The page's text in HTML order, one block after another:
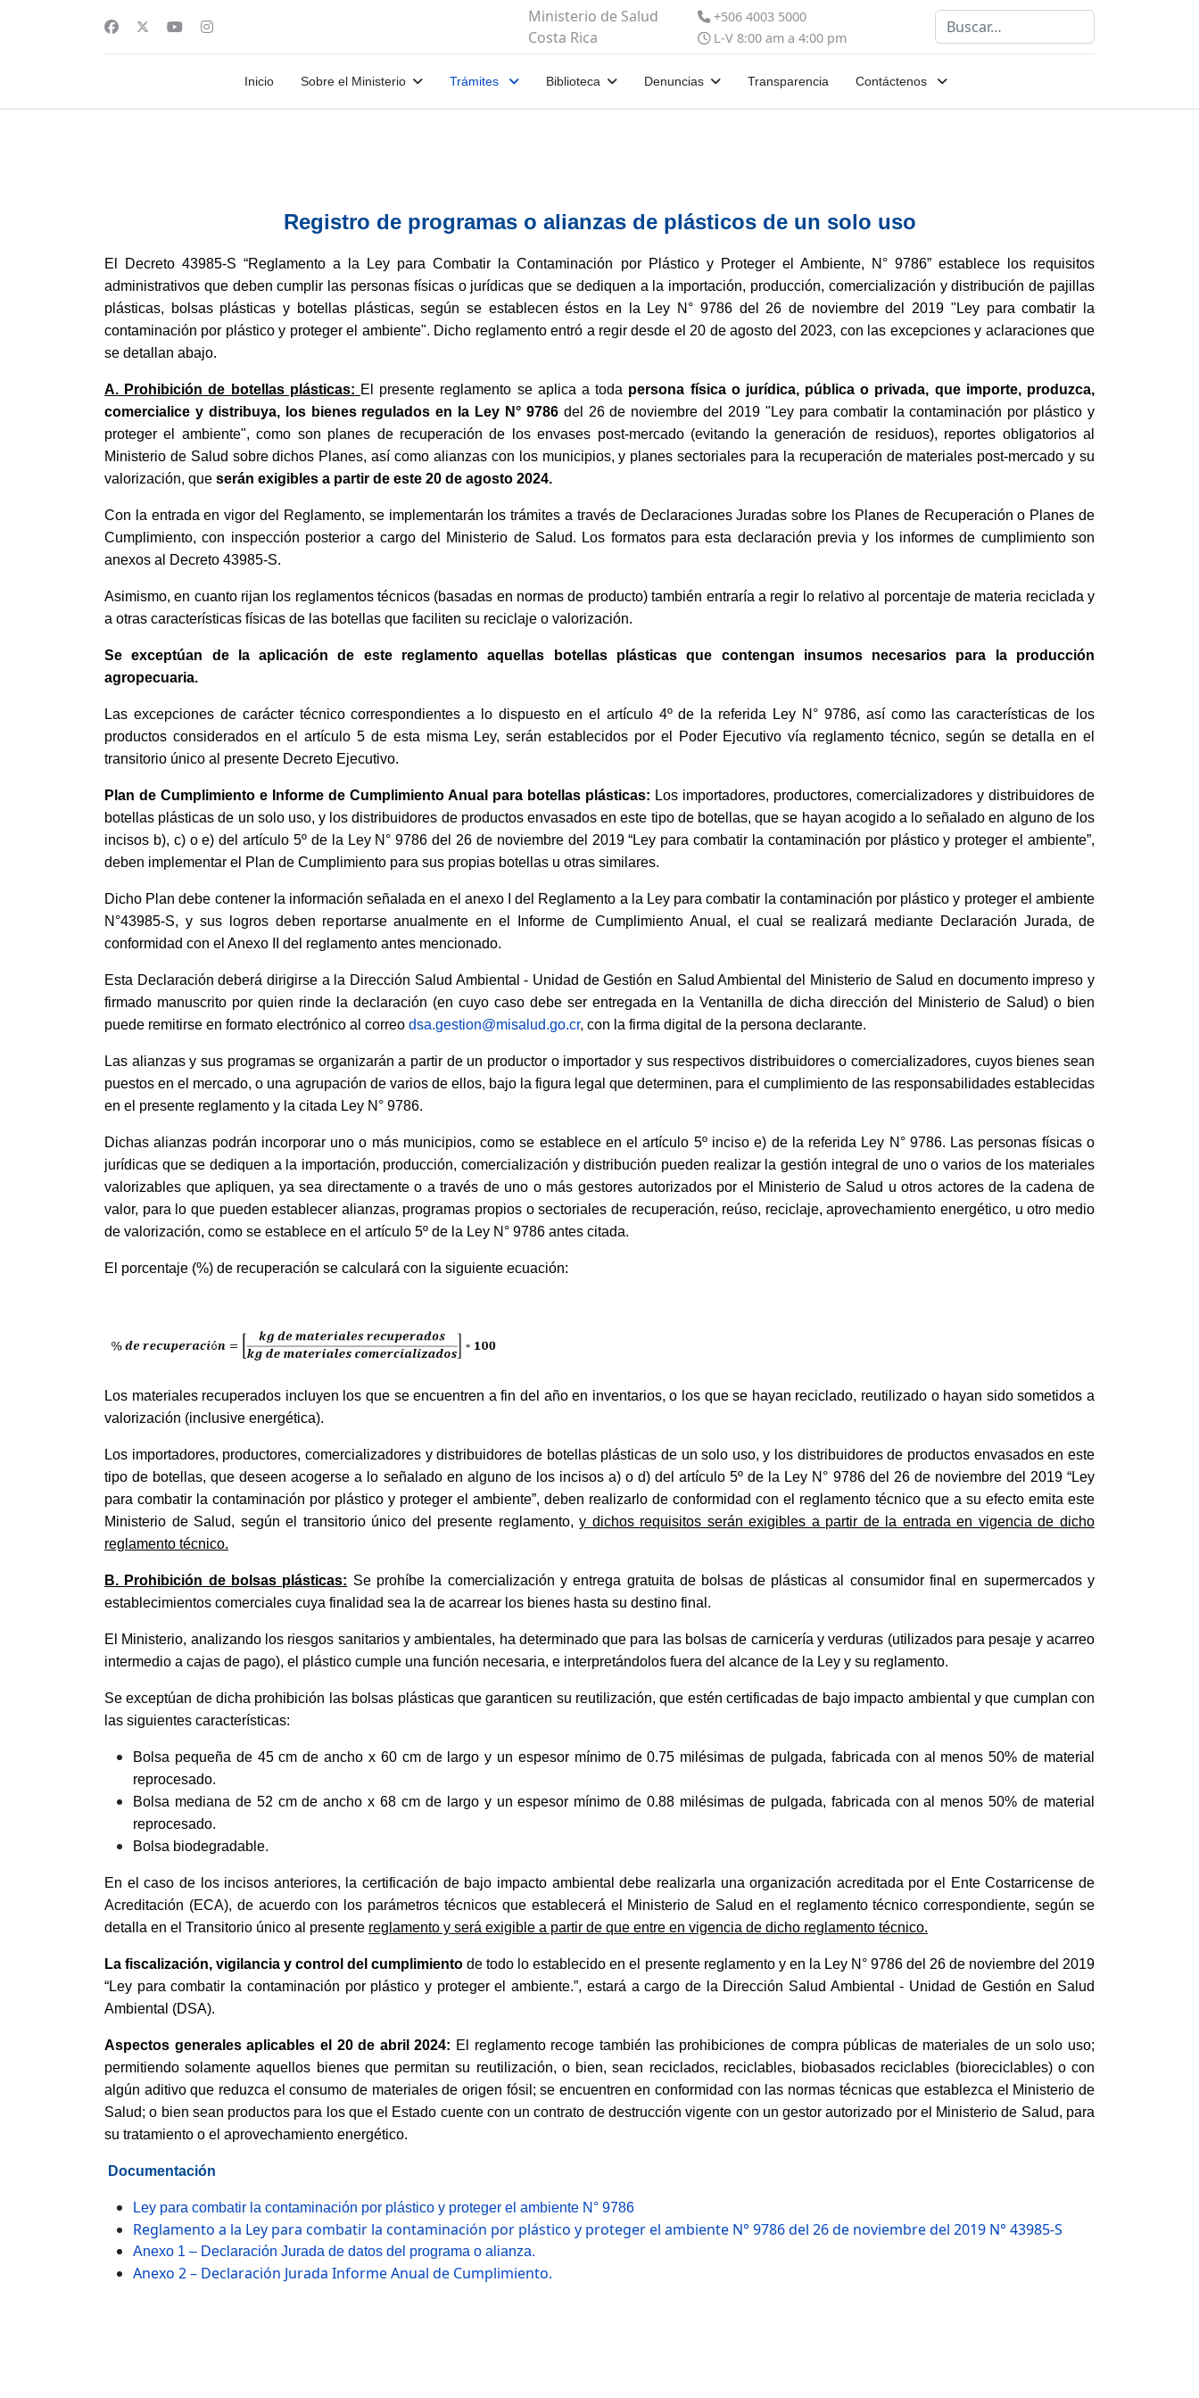
Ministerio de Salud
Costa Rica
+506 4003 5000
L-V 8:00 am a 4:00 pm
Buscar
Inicio Sobre el Ministerio Trámites Biblioteca Denuncias Transparencia Contáctenos
Registro de programas o alianzas de plásticos de un solo uso
El Decreto 43985-S “Reglamento a la Ley para Combatir la Contaminación por Plástico y Proteger el Ambiente, N° 9786” establece los requisitos
administrativos que deben cumplir las personas físicas o jurídicas que se dediquen a la importación, producción, comercialización y distribución de pajillas
plásticas, bolsas plásticas y botellas plásticas, según se establecen éstos en la Ley N° 9786 del 26 de noviembre del 2019 "Ley para combatir la
contaminación por plástico y proteger el ambiente". Dicho reglamento entró a regir desde el 20 de agosto del 2023, con las excepciones y aclaraciones que
se detallan abajo.
A. Prohibición de botellas plásticas: El presente reglamento se aplica a toda persona física o jurídica, pública o privada, que importe, produzca,
comercialice y distribuya, los bienes regulados en la Ley N° 9786del 26 de noviembre del 2019 "Ley para combatir la contaminación por plástico y
proteger el ambiente", como son planes de recuperación de los envases post-mercado (evitando la generación de residuos), reportes obligatorios al
Ministerio de Salud sobre dichos Planes, así como alianzas con los municipios, y planes sectoriales para la recuperación de materiales post-mercado y su
valorización, que serán exigibles a partir de este 20 de agosto 2024.
Con la entrada en vigor del Reglamento, se implementarán los trámites a través de Declaraciones Juradas sobre los Planes de Recuperación o Planes de
Cumplimiento, con inspección posterior a cargo del Ministerio de Salud. Los formatos para esta declaración previa y los informes de cumplimiento son
anexos al Decreto 43985-S.
Asimismo, en cuanto rijan los reglamentos técnicos (basadas en normas de producto) también entraría a regir lo relativo al porcentaje de materia reciclada y
a otras características físicas de las botellas que faciliten su reciclaje o valorización.
Se exceptúan de la aplicación de este reglamento aquellas botellas plásticas que contengan insumos necesarios para la producción
agropecuaria.
Las excepciones de carácter técnico correspondientes a lo dispuesto en el artículo 4º de la referida Ley N° 9786, así como las características de los
productos considerados en el artículo 5 de esta misma Ley, serán establecidos por el Poder Ejecutivo vía reglamento técnico, según se detalla en el
transitorio único al presente Decreto Ejecutivo.
Plan de Cumplimiento e Informe de Cumplimiento Anual para botellas plásticas: Los importadores, productores, comercializadores y distribuidores de
botellas plásticas de un solo uso, y los distribuidores de productos envasados en este tipo de botellas, que se hayan acogido a lo señalado en alguno de los
incisos b), c) o e) del artículo 5º de la Ley N° 9786 del 26 de noviembre del 2019 “Ley para combatir la contaminación por plástico y proteger el ambiente”,
deben implementar el Plan de Cumplimiento para sus propias botellas u otras similares.
Dicho Plan debe contener la información señalada en el anexo I del Reglamento a la Ley para combatir la contaminación por plástico y proteger el ambiente
N°43985-S, y sus logros deben reportarse anualmente en el Informe de Cumplimiento Anual, el cual se realizará mediante Declaración Jurada, de
conformidad con el Anexo II del reglamento antes mencionado.
Esta Declaración deberá dirigirse a la Dirección Salud Ambiental - Unidad de Gestión en Salud Ambiental del Ministerio de Salud en documento impreso y
firmado manuscrito por quien rinde la declaración (en cuyo caso debe ser entregada en la Ventanilla de dicha dirección del Ministerio de Salud) o bien
puede remitirse en formato electrónico al correo dsa.gestion@misalud.go.cr, con la firma digital de la persona declarante.
Las alianzas y sus programas se organizarán a partir de un productor o importador y sus respectivos distribuidores o comercializadores, cuyos bienes sean
puestos en el mercado, o una agrupación de varios de ellos, bajo la figura legal que determinen, para el cumplimiento de las responsabilidades establecidas
en el presente reglamento y la citada Ley N° 9786.
Dichas alianzas podrán incorporar uno o más municipios, como se establece en el artículo 5º inciso e) de la referida Ley N° 9786. Las personas físicas o
jurídicas que se dediquen a la importación, producción, comercialización y distribución pueden realizar la gestión integral de uno o varios de los materiales
valorizables que apliquen, ya sea directamente o a través de uno o más gestores autorizados por el Ministerio de Salud u otros actores de la cadena de
valor, para lo que pueden establecer alianzas, programas propios o sectoriales de recuperación, reúso, reciclaje, aprovechamiento energético, u otro medio
de valorización, como se establece en el artículo 5º de la Ley N° 9786 antes citada.
El porcentaje (%) de recuperación se calculará con la siguiente ecuación:
Los materiales recuperados incluyen los que se encuentren a fin del año en inventarios, o los que se hayan reciclado, reutilizado o hayan sido sometidos a
valorización (inclusive energética).
Los importadores, productores, comercializadores y distribuidores de botellas plásticas de un solo uso, y los distribuidores de productos envasados en este
tipo de botellas, que deseen acogerse a lo señalado en alguno de los incisos a) o d) del artículo 5º de la Ley N° 9786 del 26 de noviembre del 2019 “Ley
para combatir la contaminación por plástico y proteger el ambiente”, deben realizarlo de conformidad con el reglamento técnico que a su efecto emita este
Ministerio de Salud, según el transitorio único del presente reglamento,y dichos requisitos serán exigibles a partir de la entrada en vigencia de dicho
reglamento técnico.
B. Prohibición de bolsas plásticas: Se prohíbe la comercialización y entrega gratuita de bolsas de plásticas al consumidor final en supermercados y
establecimientos comerciales cuya finalidad sea la de acarrear los bienes hasta su destino final.
El Ministerio, analizando los riesgos sanitarios y ambientales, ha determinado que para las bolsas de carnicería y verduras (utilizados para pesaje y acarreo
intermedio a cajas de pago), el plástico cumple una función necesaria, e interpretándolos fuera del alcance de la Ley y su reglamento.
Se exceptúan de dicha prohibición las bolsas plásticas que garanticen su reutilización, que estén certificadas de bajo impacto ambiental y que cumplan con
las siguientes características:
Bolsa pequeña de 45 cm de ancho x 60 cm de largo y un espesor mínimo de 0.75 milésimas de pulgada, fabricada con al menos 50% de material
reprocesado.
Bolsa mediana de 52 cm de ancho x 68 cm de largo y un espesor mínimo de 0.88 milésimas de pulgada, fabricada con al menos 50% de material
reprocesado.
Bolsa biodegradable.
En el caso de los incisos anteriores, la certificación de bajo impacto ambiental debe realizarla una organización acreditada por el Ente Costarricense de
Acreditación (ECA), de acuerdo con los parámetros técnicos que establecerá el Ministerio de Salud en el reglamento técnico correspondiente, según se
detalla en el Transitorio único al presente reglamento y será exigible a partir de que entre en vigencia de dicho reglamento técnico.
La fiscalización, vigilancia y control del cumplimiento de todo lo establecido en el presente reglamento y en la Ley N° 9786 del 26 de noviembre del 2019
“Ley para combatir la contaminación por plástico y proteger el ambiente.”, estará a cargo de la Dirección Salud Ambiental - Unidad de Gestión en Salud
Ambiental (DSA).
Aspectos generales aplicables el 20 de abril 2024: El reglamento recoge también las prohibiciones de compra públicas de materiales de un solo uso;
permitiendo solamente aquellos bienes que permitan su reutilización, o bien, sean reciclados, reciclables, biobasados reciclables (bioreciclables) o con
algún aditivo que reduzca el consumo de materiales de origen fósil; se encuentren en conformidad con las normas técnicas que establezca el Ministerio de
Salud; o bien sean productos para los que el Estado cuente con un contrato de destrucción vigente con un gestor autorizado por el Ministerio de Salud, para
su tratamiento o el aprovechamiento energético.
Documentación
Ley para combatir la contaminación por plástico y proteger el ambiente N° 9786
Reglamento a la Ley para combatir la contaminación por plástico y proteger el ambiente N° 9786 del 26 de noviembre del 2019 N° 43985-S
Anexo 1 – Declaración Jurada de datos del programa o alianza.
Anexo 2 – Declaración Jurada Informe Anual de Cumplimiento.